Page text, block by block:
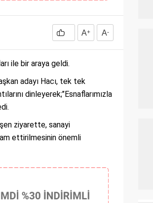
A+ A-
ile bir araya geldi.
adayı Hacı, tek tek
dinleyerek;’’Esnaflarımızla
ziyarette, sanayi
ettirilmesinin önemli